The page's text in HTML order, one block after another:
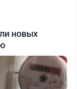
новых